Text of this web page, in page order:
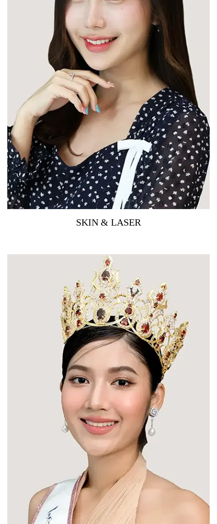
SKIN & LASER